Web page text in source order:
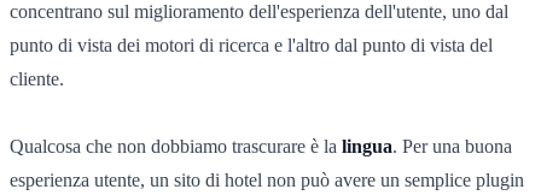
concentrano sul miglioramento dell'esperienza dell'utente, uno dal
punto di vista dei motori di ricerca e l'altro dal punto di vista del
cliente.
Qualcosa che non dobbiamo trascurare è la lingua. Per una buona
esperienza utente, un sito di hotel non può avere un semplice plugin